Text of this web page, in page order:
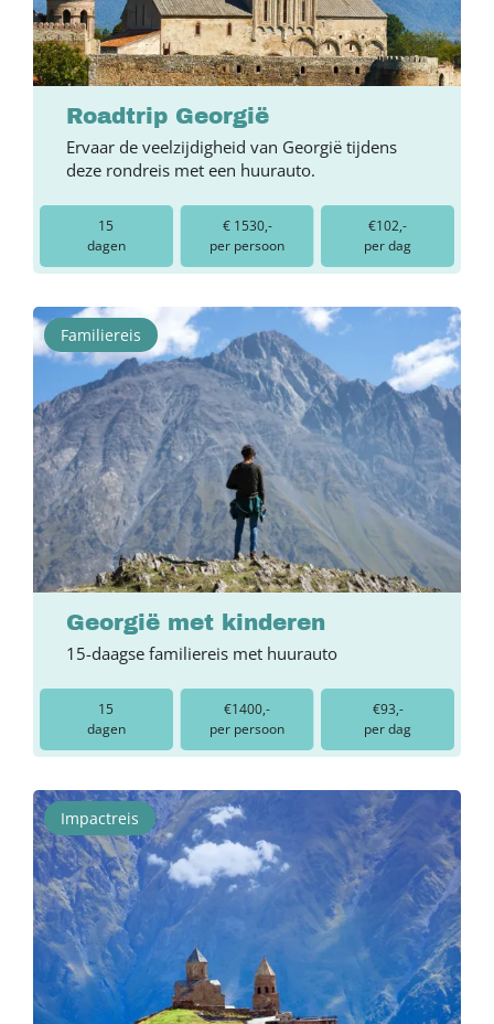
Roadtrip Georgië
Ervaar de veelzijdigheid van Georgië tijdens
deze rondreis met een huurauto.
15
dagen
€ 1530,-
per persoon
€102,-
per dag
Familiereis
Georgië met kinderen
15-daagse familiereis met huurauto
15
dagen
€1400,-
per persoon
€93,-
per dag
Impactreis